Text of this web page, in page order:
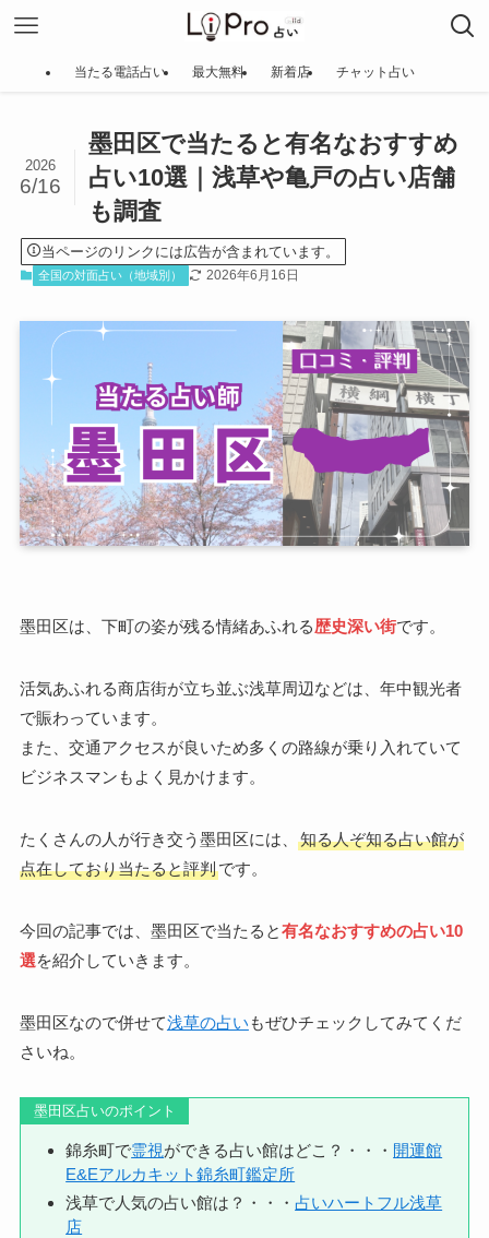
当たる電話占い 最大無料 新着店 チャット占い
墨田区で当たると有名なおすすめ
占い10選｜浅草や亀戸の占い店舗
も調査
2026
6/16
当ページのリンクには広告が含まれています。
全国の対面占い（地域別） 2026年6月16日
墨田区は、下町の姿が残る情緒あふれる歴史深い街です。
活気あふれる商店街が立ち並ぶ浅草周辺などは、年中観光者
で賑わっています。
また、交通アクセスが良いため多くの路線が乗り入れていて
ビジネスマンもよく見かけます。
たくさんの人が行き交う墨田区には、
知る人ぞ知る占い館が
点在しており当たると評判です。
今回の記事では、墨田区で当たると有名なおすすめの占い10
選を紹介していきます。
墨田区なので併せて浅草の占い もぜひチェックしてみてくだ
さいね。
墨田区占いのポイント
錦糸町で霊視ができる占い館はどこ？・・・ 開運館
E&Eアルカキット錦糸町鑑定所
浅草で人気の占い館は？・・・占いハートフル浅草
店